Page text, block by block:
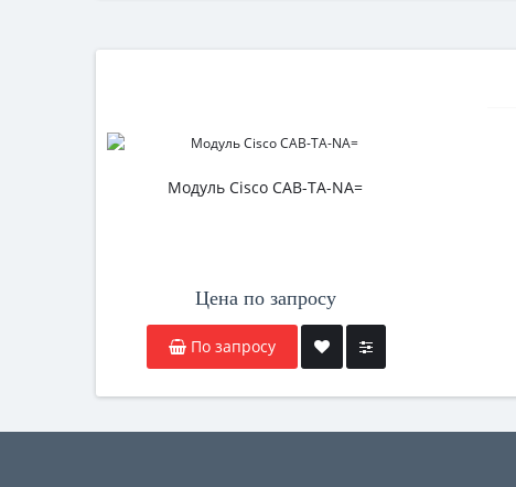
Модуль Cisco CAB-TA-NA=
Цена по запросу
По запросу